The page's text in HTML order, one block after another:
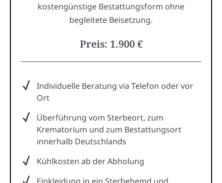
kostengünstige Bestattungsform ohne
begleitete Beisetzung.
Preis: 1.900 €
Individuelle Beratung via Telefon oder vor
Ort
Überführung vom Sterbeort, zum
Krematorium und zum Bestattungsort
innerhalb Deutschlands
Kühlkosten ab der Abholung
Einkleidung in ein Sterbehemd und